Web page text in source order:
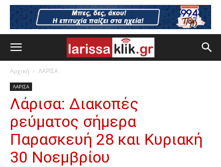
Αρχική ΛΑΡΙΣΑ
ΛΑΡΙΣΑ
Λάρισα: Διακοπές
ρεύματος σήμερα
Παρασκευή 28 και Κυριακή
30 Νοεμβρίου